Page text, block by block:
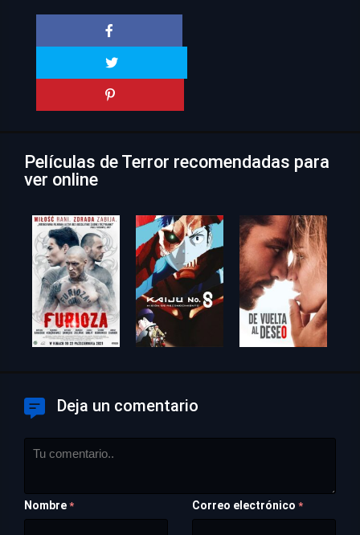
Películas de Terror recomendadas para
ver online
Deja un comentario
Nombre * Correo electrónico *